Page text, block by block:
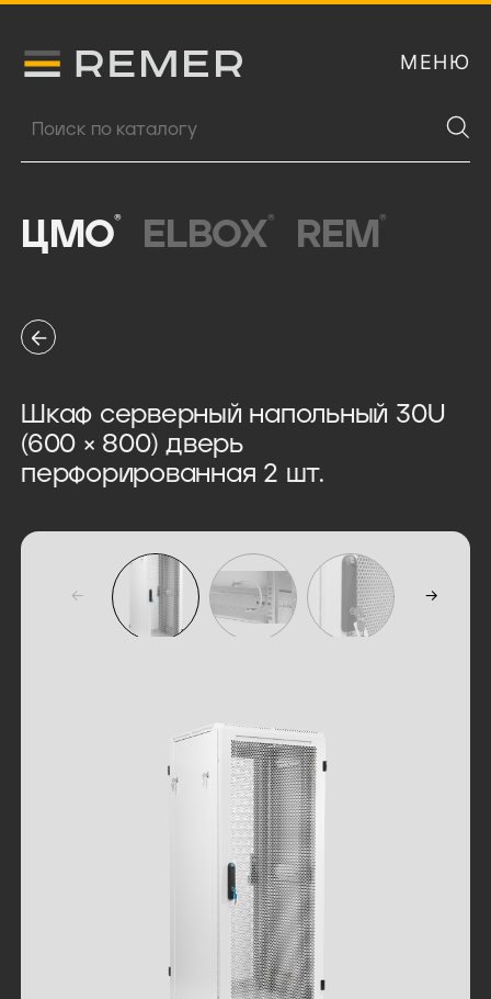
Логитип компании Remer МЕНЮ
Поиск продукции
ЦМО® ELBOX® REM ®
Шкаф серверный напольный 30U
(600 × 800) дверь
перфорированная 2 шт.